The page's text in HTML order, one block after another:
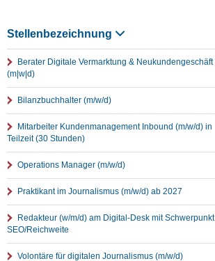
Stellenbezeichnung
Berater Digitale Vermarktung & Neukundengeschäft
(m|w|d)
Bilanzbuchhalter (m/w/d)
Mitarbeiter Kundenmanagement Inbound (m/w/d) in
Teilzeit (30 Stunden)
Operations Manager (m/w/d)
Praktikant im Journalismus (m/w/d) ab 2027
Redakteur (w/m/d) am Digital-Desk mit Schwerpunkt
SEO/Reichweite
Volontäre für digitalen Journalismus (m/w/d)